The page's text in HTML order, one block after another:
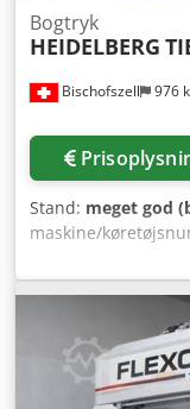
Bischofszell 976
Bogtryk
HEIDELBERG
Stand: meget god
maskine/
farver: 1 Dkjdpfx